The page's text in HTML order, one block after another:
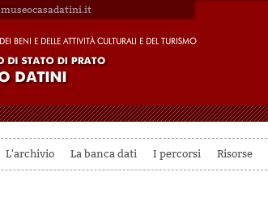
museocasadatini.it
L'archivio La banca dati I percorsi Risorse